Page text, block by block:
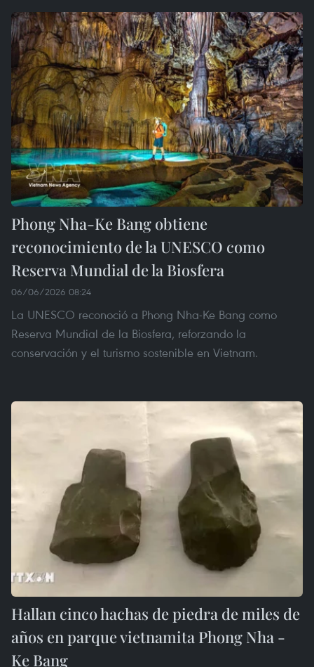
Phong Nha-Ke Bang obtiene
reconocimiento de la UNESCO como
Reserva Mundial de la Biosfera
06/06/2026 08:24
La UNESCO reconoció a Phong Nha-Ke Bang como
Reserva Mundial de la Biosfera, reforzando la
conservación y el turismo sostenible en Vietnam.
Hallan cinco hachas de piedra de miles de
años en parque vietnamita Phong Nha -
Ke Bang